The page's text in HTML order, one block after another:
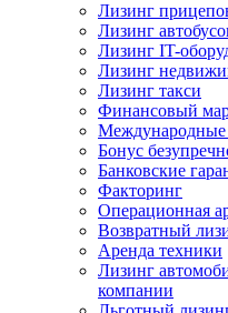
Лизинг
Лизинг
Лизинг IT-
Лизинг
Лизинг такси
Финансовый
Международные
Бонус
Банковские
Факторинг
Операционная
Возвратный
Аренда техники
Лизинг
компании